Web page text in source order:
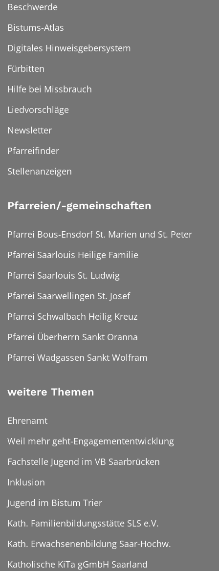
Beschwerde
Bistums-Atlas
Digitales Hinweisgebersystem
Fürbitten
Hilfe bei Missbrauch
Liedvorschläge
Newsletter
Pfarreifinder
Stellenanzeigen
Pfarreien/-gemeinschaften
Pfarrei Bous-Ensdorf St. Marien und St. Peter
Pfarrei Saarlouis Heilige Familie
Pfarrei Saarlouis St. Ludwig
Pfarrei Saarwellingen St. Josef
Pfarrei Schwalbach Heilig Kreuz
Pfarrei Überherrn Sankt Oranna
Pfarrei Wadgassen Sankt Wolfram
weitere Themen
Ehrenamt
Weil mehr geht-Engagemententwicklung
Fachstelle Jugend im VB Saarbrücken
Inklusion
Jugend im Bistum Trier
Kath. Familienbildungsstätte SLS e.V.
Kath. Erwachsenenbildung Saar-Hochw.
Katholische KiTa gGmbH Saarland